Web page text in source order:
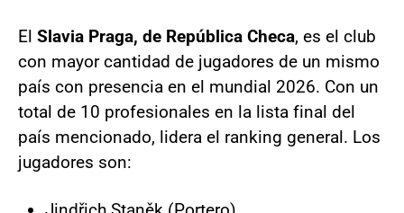
El Slavia Praga, de República Checa, es el club
con mayor cantidad de jugadores de un mismo
país con presencia en el mundial 2026. Con un
total de 10 profesionales en la lista final del
país mencionado, lidera el ranking general. Los
jugadores son: